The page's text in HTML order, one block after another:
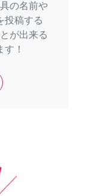
の名前や
投稿する
が出来る
！